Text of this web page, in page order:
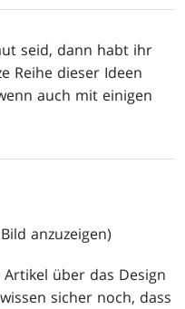
seid, dann habt ihr
Reihe dieser Ideen
auch mit einigen
anzuzeigen)
über das Design
sicher noch, dass